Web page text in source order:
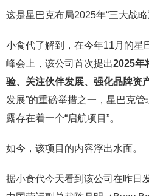
这是星巴克布局2025年“三大战略
小食代了解到，在今年11月的星
峰会上，该公司首次提出2025年
验、关注伙伴发展、强化品牌资
发展”的重磅举措之一，星巴克
露存在着一个“启航项目”。
如今，该项目的内容浮出水面。
据小食代今天看到该公司在昨日